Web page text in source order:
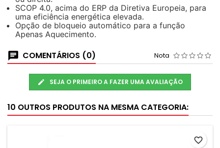
SCOP 4.0, acima do ERP da Diretiva Europeia, para
uma eficiência energética elevada.
Opção de bloqueio automático para a função
Apenas Aquecimento.
COMENTÁRIOS (0) Nota
SEJA O PRIMEIRO A FAZER UMA AVALIAÇÃO
10 OUTROS PRODUTOS NA MESMA CATEGORIA:
favorite_border